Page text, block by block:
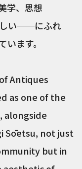
学、思想
い──にふれ
ます。
Antiques
as one of the
alongside
Sōetsu, not just
but in